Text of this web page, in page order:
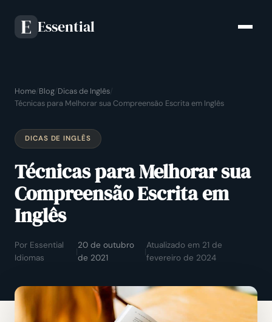
E Essential
Home Blog Dicas de Inglês
Técnicas para Melhorar sua Compreensão Escrita em Inglês
DICAS DE INGLÊS
Técnicas para Melhorar sua
Compreensão Escrita em
Inglês
Por Essential
Idiomas
|
20 de outubro
de 2021
|
Atualizado em 21 de
fevereiro de 2024